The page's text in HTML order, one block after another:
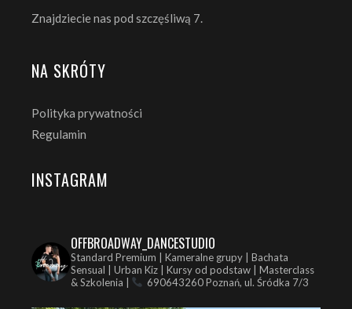
Znajdziecie nas pod szczęśliwą 7.
NA SKRÓTY
Polityka prywatności
Regulamin
INSTAGRAM
OFFBROADWAY_DANCESTUDIO
Standard Premium | Kameralne grupy | Bachata
Sensual | Urban Kiz | Kursy od podstaw | Masterclass
& Szkolenia |
690643260Poznań, ul. Śródka 7/3